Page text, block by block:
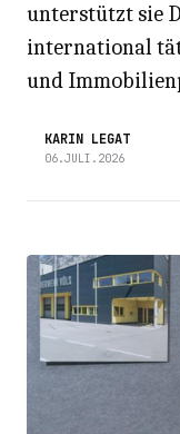
unterstützt sie
international
und
KARIN LEGAT
06.JULI.2026